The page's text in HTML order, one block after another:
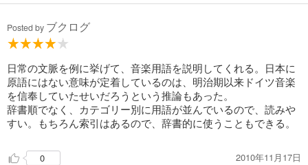
Posted by ブクログ
日常の文脈を例に挙げて、音楽用語を説明してくれる。日本に
原語にはない意味が定着しているのは、明治期以来ドイツ音楽
を信奉していたせいだろうという推論もあった。
辞書順でなく、カテゴリー別に用語が並んでいるので、読みや
すい。もちろん索引はあるので、辞書的に使うこともできる。
0 2010年11月17日